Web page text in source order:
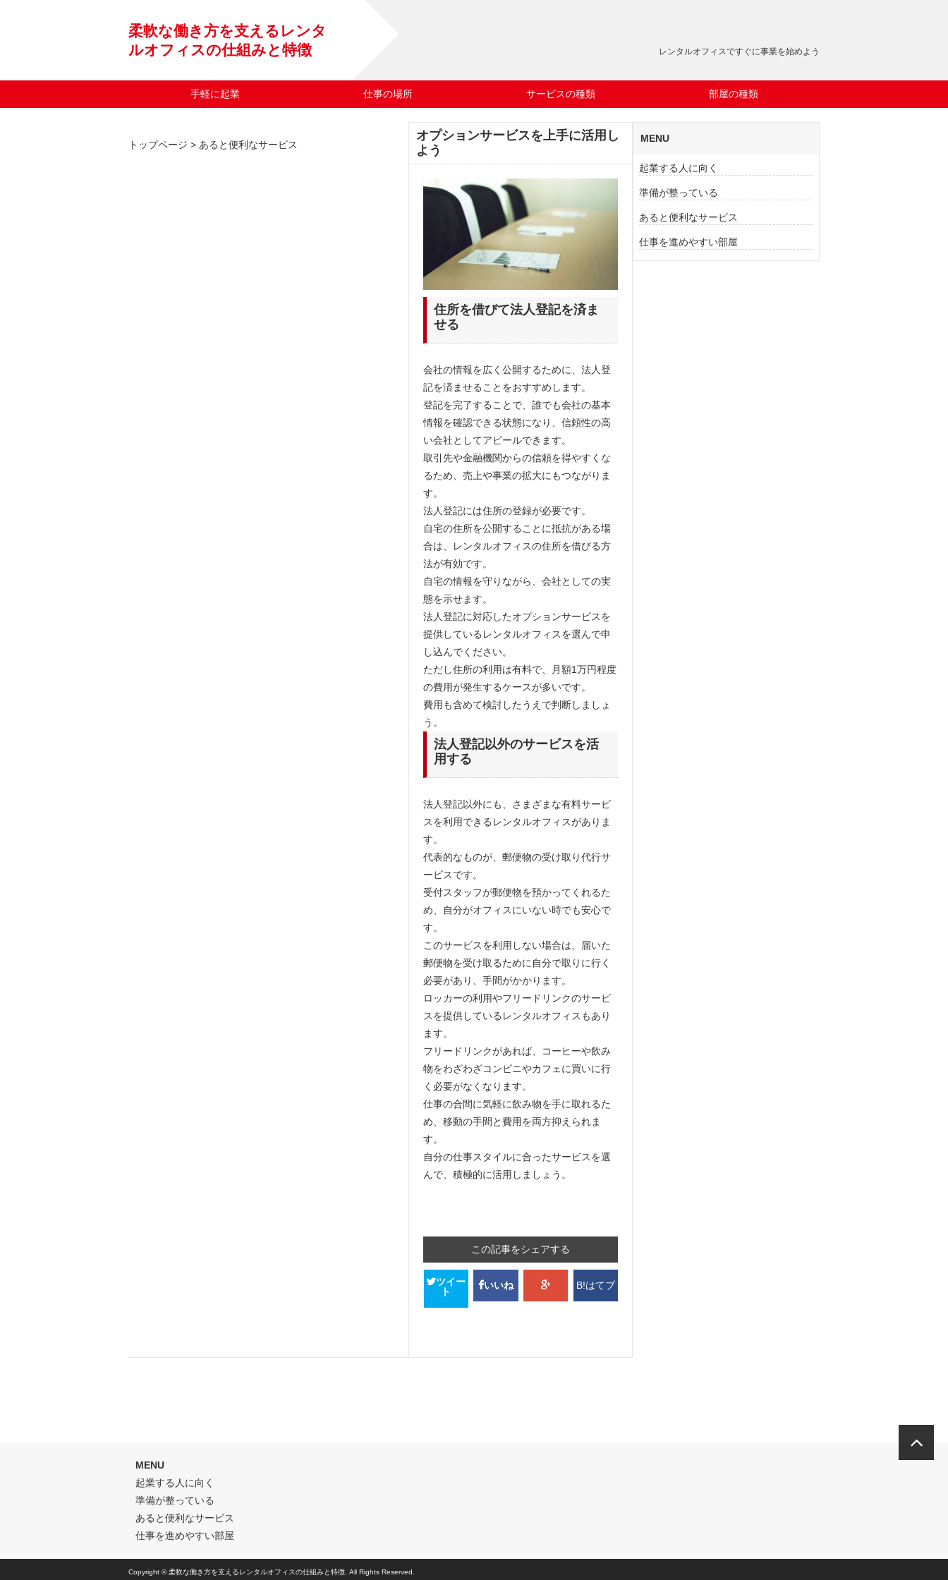
柔軟な働き方を支えるレンタ
ルオフィスの仕組みと特徴
レンタルオフィスですぐに事業を始めよう
手軽に起業 仕事の場所 サービスの種類 部屋の種類
トップページ > あると便利なサービス
オプションサービスを上手に活用し
よう
住所を借びて法人登記を済ま
せる
会社の情報を広く公開するために、法人登
記を済ませることをおすすめします。
登記を完了することで、誰でも会社の基本
情報を確認できる状態になり、信頼性の高
い会社としてアピールできます。
取引先や金融機関からの信頼を得やすくな
るため、売上や事業の拡大にもつながりま
す。
法人登記には住所の登録が必要です。
自宅の住所を公開することに抵抗がある場
合は、レンタルオフィスの住所を借びる方
法が有効です。
自宅の情報を守りながら、会社としての実
態を示せます。
法人登記に対応したオプションサービスを
提供しているレンタルオフィスを選んで申
し込んでください。
ただし住所の利用は有料で、月額1万円程度
の費用が発生するケースが多いです。
費用も含めて検討したうえで判断しましょ
う。
法人登記以外のサービスを活
用する
法人登記以外にも、さまざまな有料サービ
スを利用できるレンタルオフィスがありま
す。
代表的なものが、郵便物の受け取り代行サ
ービスです。
受付スタッフが郵便物を預かってくれるた
め、自分がオフィスにいない時でも安心で
す。
このサービスを利用しない場合は、届いた
郵便物を受け取るために自分で取りに行く
必要があり、手間がかかります。
ロッカーの利用やフリードリンクのサービ
スを提供しているレンタルオフィスもあり
ます。
フリードリンクがあれば、コーヒーや飲み
物をわざわざコンビニやカフェに買いに行
く必要がなくなります。
仕事の合間に気軽に飲み物を手に取れるた
め、移動の手間と費用を両方抑えられま
す。
自分の仕事スタイルに合ったサービスを選
んで、積極的に活用しましょう。
この記事をシェアする
ツイー
ト
いいね B!はてブ
MENU
起業する人に向く
準備が整っている
あると便利なサービス
仕事を進めやすい部屋
MENU
起業する人に向く
準備が整っている
あると便利なサービス
仕事を進めやすい部屋
Copyright © 柔軟な働き方を支えるレンタルオフィスの仕組みと特徴. All Rights Reserved.